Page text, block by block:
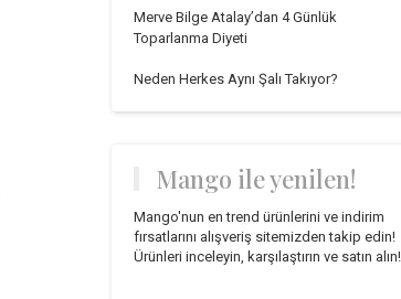
Merve Bilge Atalay’dan 4 Günlük
Toparlanma Diyeti
Neden Herkes Aynı Şalı Takıyor?
Mango ile yenilen!
Mango'nun en trend ürünlerini ve indirim
fırsatlarını alışveriş sitemizden takip edin!
Ürünleri inceleyin, karşılaştırın ve satın alın!